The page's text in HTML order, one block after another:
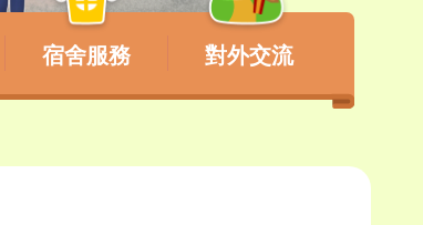
宿舍服務 對外交流